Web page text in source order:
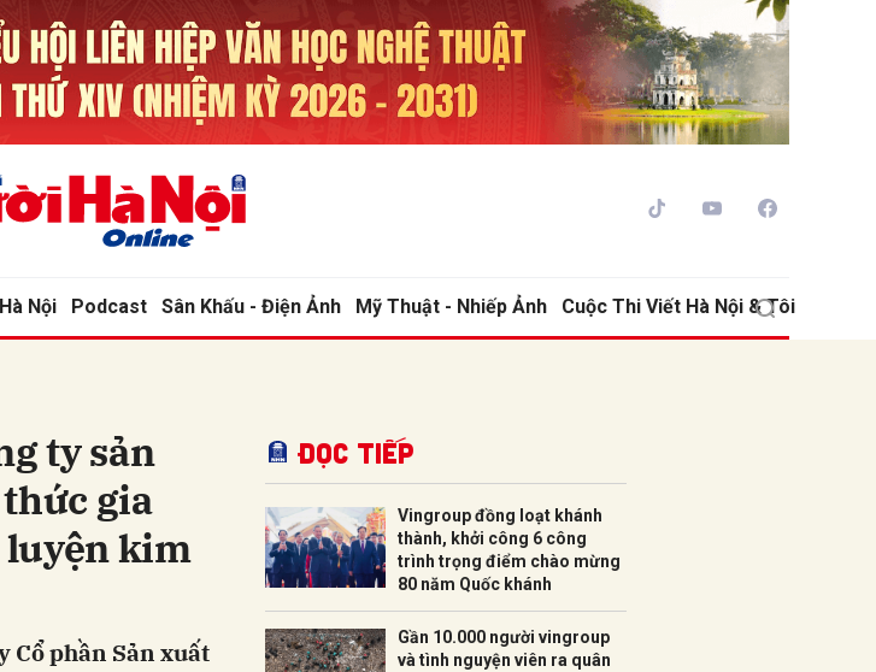
Nội Podcast Sân Khấu - Điện Ảnh Mỹ Thuật - Nhiếp Ảnh Cuộc Thi Viết Hà Nội & Tôi
ty sản
gia
luyện kim
Cổ phần Sản xuất
Đọc tiếp
Vingroup đồng loạt khánh
thành, khởi công 6 công
trình trọng điểm chào mừng
80 năm Quốc khánh
Gần 10.000 người vingroup
và tình nguyện viên ra quân